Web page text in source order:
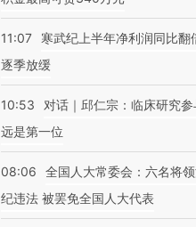
11:07
寒武纪上半年净利润同比翻
逐季放缓
10:53
对话｜邱仁宗：临床研究
远是第一位
08:06
全国人大常委会：六名将
纪违法 被罢免全国人大代表